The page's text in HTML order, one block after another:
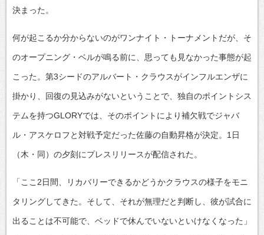
決まった。
何が起こるか分からないのがワンナイト・トーナメントだが、そ
のオープニング・ベルが鳴る前に、思っても見なかった事態が起
こった。第3シードのアルバート・クラウスがインフルエンザに
掛かり、回復の見込みがないということで、独自のポイントシス
テムを持つGLORYでは、そのポイントにより補欠戦でジャバ
ル・アスケロフと対戦予定だった佐藤の自動昇格が決定。1日
（木・同）の夕刻にプレスリリースが配信された。
「ここ2日間、リカバリーできるかどうかクラウスの様子をモニ
タリングしてきた。そして、それが無理だと判断し、彼が試合に
出ることは不可能で、ベッドで休んでいないといけなくなった」